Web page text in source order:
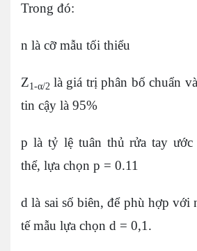
Trong đó:
n là cỡ mẫu tối thiểu
Z1-α/2 là giá trị phân bố chuẩn
tin cậy là 95%
p là tỷ lệ tuân thủ rửa tay ước
thể, lựa chọn p = 0.11
d là sai số biên, để phù hợp với
tế mẫu lựa chọn d = 0,1.